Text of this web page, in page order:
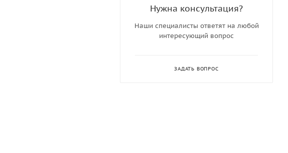
Нужна консультация?
Наши специалисты ответят на любой
интересующий вопрос
ЗАДАТЬ ВОПРОС